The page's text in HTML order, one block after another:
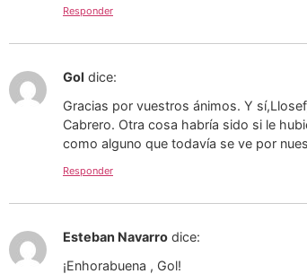
Responder
Gol dice:
Gracias por vuestros ánimos. Y
Cabrero. Otra cosa habría sido si le
como alguno que todavía se ve por
Responder
Esteban Navarro dice:
¡Enhorabuena , Gol!